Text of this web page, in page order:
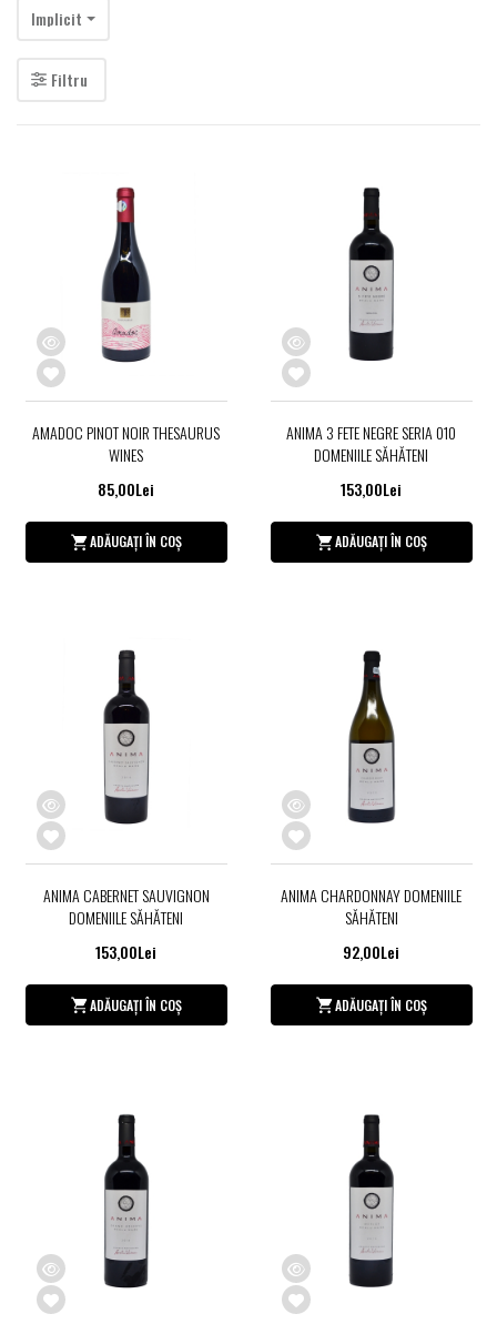
Implicit
Filtru
AMADOC PINOT NOIR THESAURUS
WINES
85,00Lei
ADĂUGAȚI ÎN COȘ
ANIMA 3 FETE NEGRE SERIA 010
DOMENIILE SĂHĂTENI
153,00Lei
ADĂUGAȚI ÎN COȘ
ANIMA CABERNET SAUVIGNON
DOMENIILE SĂHĂTENI
153,00Lei
ADĂUGAȚI ÎN COȘ
ANIMA CHARDONNAY DOMENIILE
SĂHĂTENI
92,00Lei
ADĂUGAȚI ÎN COȘ